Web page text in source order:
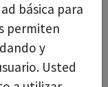
al futuro de
mediante
y
y
básica para
permiten
y
Usted